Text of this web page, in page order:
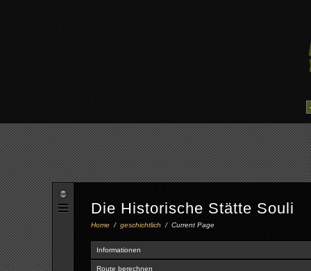
Die Historische Stätte Souli
Home / geschichtlich / Current Page
Informationen
Route berechnen